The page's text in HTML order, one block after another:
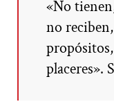
«No
no
placeres».